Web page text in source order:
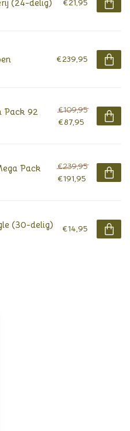
(24-delig) €21,95
€239,95
Pack 92
€109,95
€87,95
Pack
€239,95
€191,95
(30-delig) €14,95